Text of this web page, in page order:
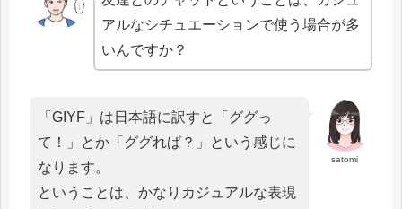
アルなシチュエーションで使う場合が多
いんですか？
satomi
「GIYF」は日本語に訳すと「ググっ
て！」とか「ググれば？」という感じに
なります。
ということは、かなりカジュアルな表現